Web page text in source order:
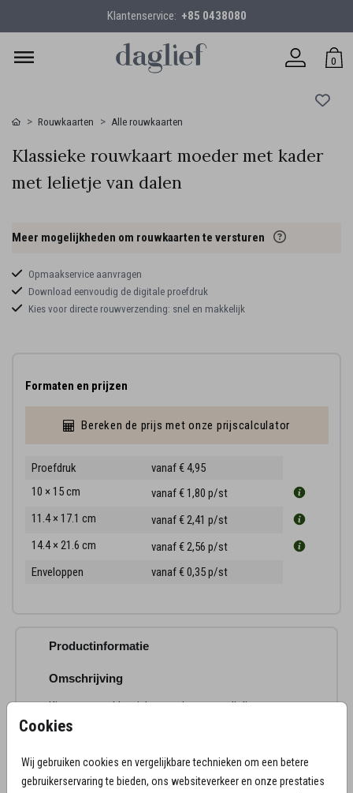
Klantenservice: +85 0438080
0
Cookies
Wij gebruiken cookies en vergelijkbare technieken om een betere
gebruikerservaring te bieden, ons websiteverkeer en onze prestaties
Rouwkaarten Alle rouwkaarten
Klassieke rouwkaart moeder met kader
met lelietje van dalen
Meer mogelijkheden om rouwkaarten te versturen
Opmaakservice aanvragen
Download eenvoudig de digitale proefdruk
Kies voor directe rouwverzending: snel en makkelijk
Formaten en prijzen
Bereken de prijs met onze prijscalculator
Proefdruk
vanaf € 4,95
10 × 15 cm
vanaf € 1,80 p/st
11.4 × 17.1 cm
vanaf € 2,41 p/st
14.4 × 21.6 cm
vanaf € 2,56 p/st
Enveloppen
vanaf € 0,35p/st
Productinformatie
Omschrijving
Kies voor een klassieke rouwkaart met dit lieve
lelietje van dalen. Maak de uitnodiging voor het